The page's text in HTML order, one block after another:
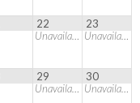
22
Unavailable
23
Unavailable
29
Unavailable
30
Unavailable